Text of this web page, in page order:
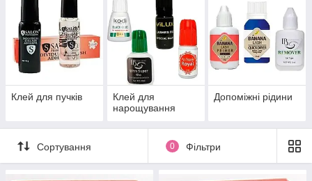
Клей для пучків
Клей для
нарощування
Допоміжні рідини
Сортування 0 Фільтри